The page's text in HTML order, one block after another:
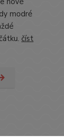
modré
číst